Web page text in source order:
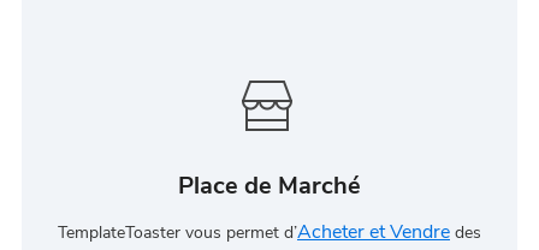
Place de Marché
TemplateToaster vous permet d’Acheter et Vendre des